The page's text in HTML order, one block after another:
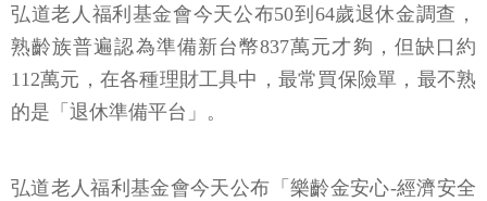
弘道老人福利基金會今天公布50到64歲退休金調查，
熟齡族普遍認為準備新台幣837萬元才夠，但缺口約
112萬元，在各種理財工具中，最常買保險單，最不熟
的是「退休準備平台」。
弘道老人福利基金會今天公布「樂齡金安心-經濟安全